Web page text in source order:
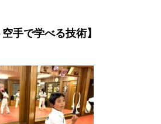
手で学べる技術】